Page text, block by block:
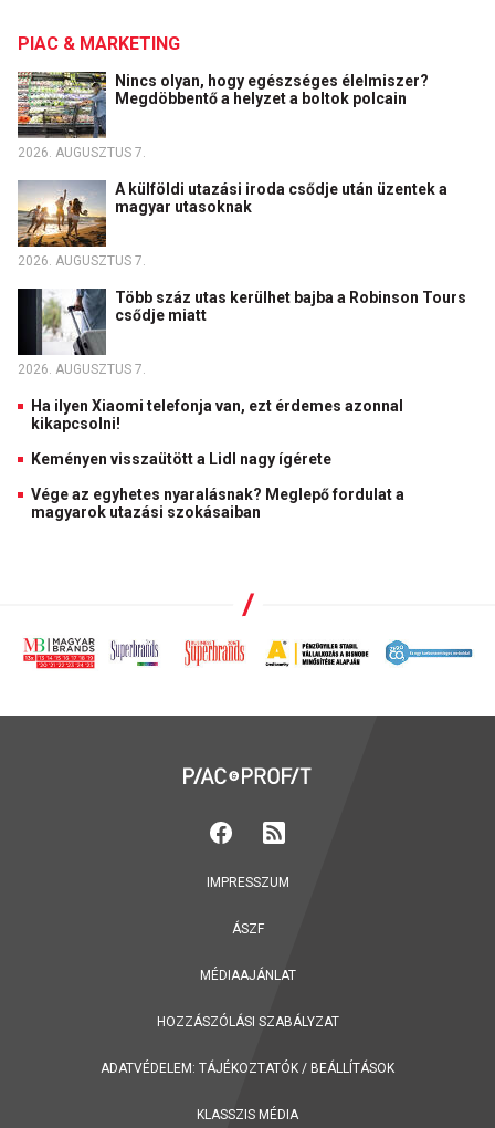
PIAC & MARKETING
Nincs olyan, hogy egészséges élelmiszer?
Megdöbbentő a helyzet a boltok polcain
2026. AUGUSZTUS 7.
A külföldi utazási iroda csődje után üzentek a
magyar utasoknak
2026. AUGUSZTUS 7.
Több száz utas kerülhet bajba a Robinson Tours
csődje miatt
2026. AUGUSZTUS 7.
Ha ilyen Xiaomi telefonja van, ezt érdemes azonnal
kikapcsolni!
Keményen visszaütött a Lidl nagy ígérete
Vége az egyhetes nyaralásnak? Meglepő fordulat a
magyarok utazási szokásaiban
IMPRESSZUM
ÁSZF
MÉDIAAJÁNLAT
HOZZÁSZÓLÁSI SZABÁLYZAT
ADATVÉDELEM: TÁJÉKOZTATÓK / BEÁLLÍTÁSOK
KLASSZIS MÉDIA